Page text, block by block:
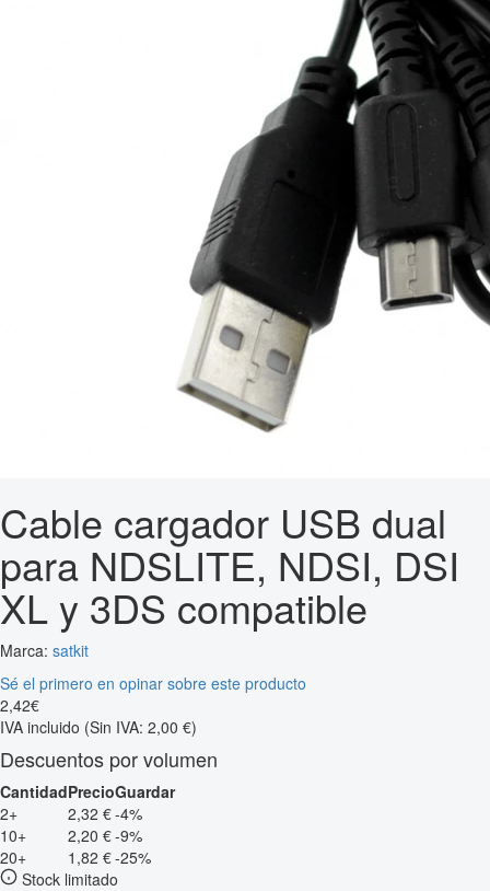
Cable cargador USB dual
para NDSLITE, NDSI, DSI
XL y 3DS compatible
Marca: satkit
Sé el primero en opinar sobre este producto
2,42€
IVA incluido (Sin IVA: 2,00 €)
Descuentos por volumen
CantidadPrecioGuardar
2+
2,32 €-4%
10+
2,20 €-9%
20+
1,82 €-25%
Stock limitado